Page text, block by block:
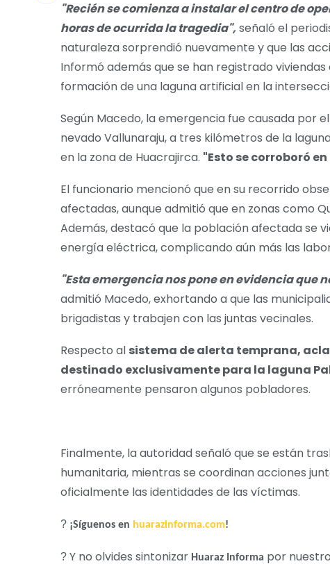
"Recién se comienza a instalar el centro de
horas de ocurrida la tragedia",señaló el
naturaleza sorprendió nuevamente y que las
Informó además que se han registrado
formación de una laguna artificial en la
Según Macedo, la emergencia fue causada por
nevado Vallunaraju, a tres kilómetros de la
en la zona de Huacrajirca. "Esto se corroboró
El funcionario mencionó que en su recorrido
afectadas, aunque admitió que en zonas como
Además, destacó que la población afectada se
energía eléctrica, complicando aún más las
"Esta emergencia nos pone en evidencia que
admitió Macedo, exhortando a que las
brigadistas y trabajen con las juntas vecinales.
Respecto al sistema de alerta temprana,
destinado exclusivamente para la laguna
erróneamente pensaron algunos pobladores.
Finalmente, la autoridad señaló que se están
humanitaria, mientras se coordinan acciones
oficialmente las identidades de las víctimas.
? ¡Síguenos en huarazinforma.com!
? Y no olvides sintonizar Huaraz Informa por nuestro